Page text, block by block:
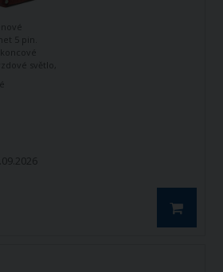
5 pin.
světlo,